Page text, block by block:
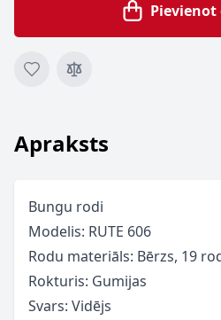
Pievienot
Apraksts
Bungu rodi
Modelis: RUTE 606
Rodu materiāls: Bērzs, 19
Rokturis: Gumijas
Svars: Vidējs